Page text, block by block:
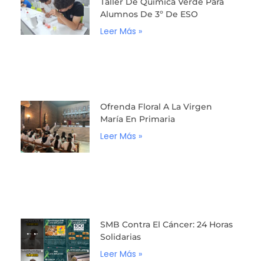
Alumnos De 3º De ESO
Leer Más »
Ofrenda Floral A La Virgen
María En Primaria
Leer Más »
SMB Contra El Cáncer: 24 Horas
Solidarias
Leer Más »